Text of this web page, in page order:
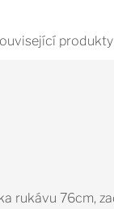
produkty
rukávu 76cm,